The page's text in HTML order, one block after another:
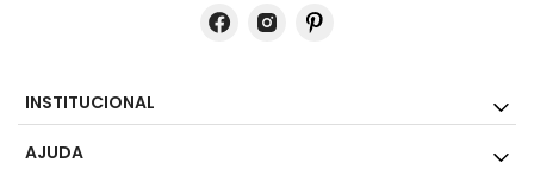
INSTITUCIONAL
AJUDA